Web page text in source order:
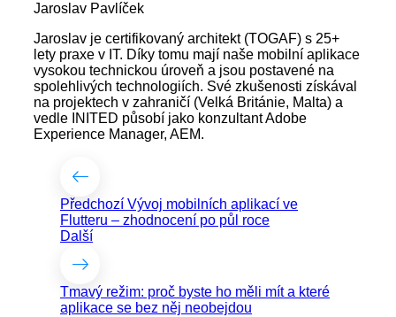
Jaroslav Pavlíček
Jaroslav je certifikovaný architekt (TOGAF) s 25+
lety praxe v IT. Díky tomu mají naše mobilní aplikace
vysokou technickou úroveň a jsou postavené na
spolehlivých technologiích. Své zkušenosti získával
na projektech v zahraničí (Velká Británie, Malta) a
vedle INITED působí jako konzultant Adobe
Experience Manager, AEM.
Předchozí Vývoj mobilních aplikací ve
Flutteru – zhodnocení po půl roce
Další
Tmavý režim: proč byste ho měli mít a které
aplikace se bez něj neobejdou